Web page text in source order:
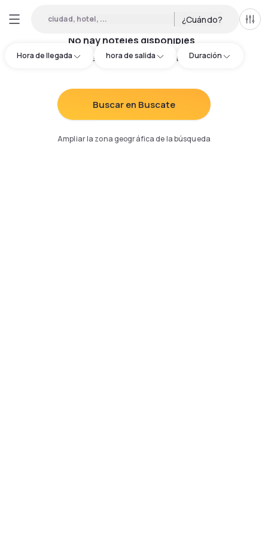
ciudad, hotel, ... ¿Cuándo?
Hora de llegada hora de salida Duración
No hay hoteles disponibles
Intenta redefinir los criterios de búsqueda:
Buscar en Buscate
Ampliar la zona geográfica de la búsqueda